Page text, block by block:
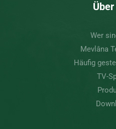
Wer
Mevlâna
Häufig
TV-